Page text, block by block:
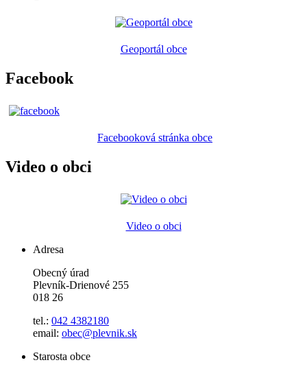
Geoportál obce
Facebook
Facebooková stránka obce
Video o obci
Video o obci
Adresa
Obecný úrad
Plevník-Drienové 255
018 26
tel.: 042 4382180
email: obec@plevnik.sk
Starosta obce